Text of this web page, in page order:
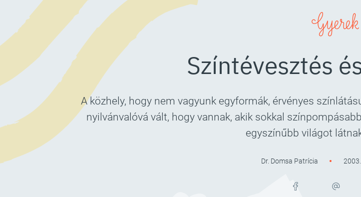
Gyerek
Színtévesztés
A közhely, hogy nem vagyunk egyformák, érvényes
nyilvánvalóvá vált, hogy vannak, akik sokkal
egyszínűbb világot
Dr. Domsa Patrícia